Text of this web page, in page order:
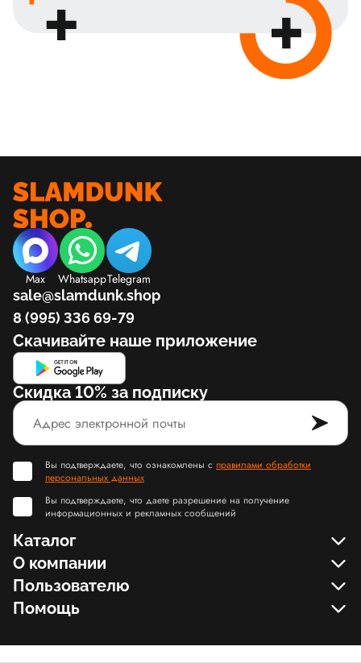
Max WhatsappTelegram
sale@slamdunk.shop
8 (995) 336 69-79
Скачивайте наше приложение
Скидка 10% за подписку
Вы подтверждаете, что ознакомлены с правилами обработки
персональных данных
Вы подтверждаете, что даете разрешение на получение
информационных и рекламных сообщений
Каталог
О компании
Пользователю
Помощь